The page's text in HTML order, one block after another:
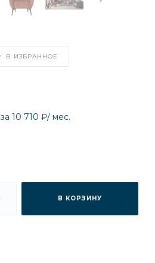
В ИЗБРАННОЕ
за 10 710 ₽/ мес.
В КОРЗИНУ